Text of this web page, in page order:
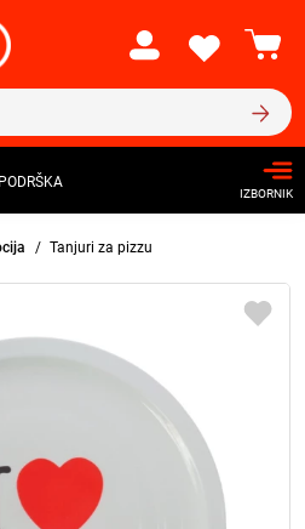
PODRŠKA
IZBORNIK
Tanjuri za pizzu